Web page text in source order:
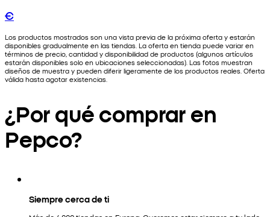
€
Los productos mostrados son una vista previa de la próxima oferta y estarán
disponibles gradualmente en las tiendas. La oferta en tienda puede variar en
términos de precio, cantidad y disponibilidad de productos (algunos artículos
estarán disponibles solo en ubicaciones seleccionadas). Las fotos muestran
diseños de muestra y pueden diferir ligeramente de los productos reales. Oferta
válida hasta agotar existencias.
¿Por qué comprar en
Pepco?
Siempre cerca de ti